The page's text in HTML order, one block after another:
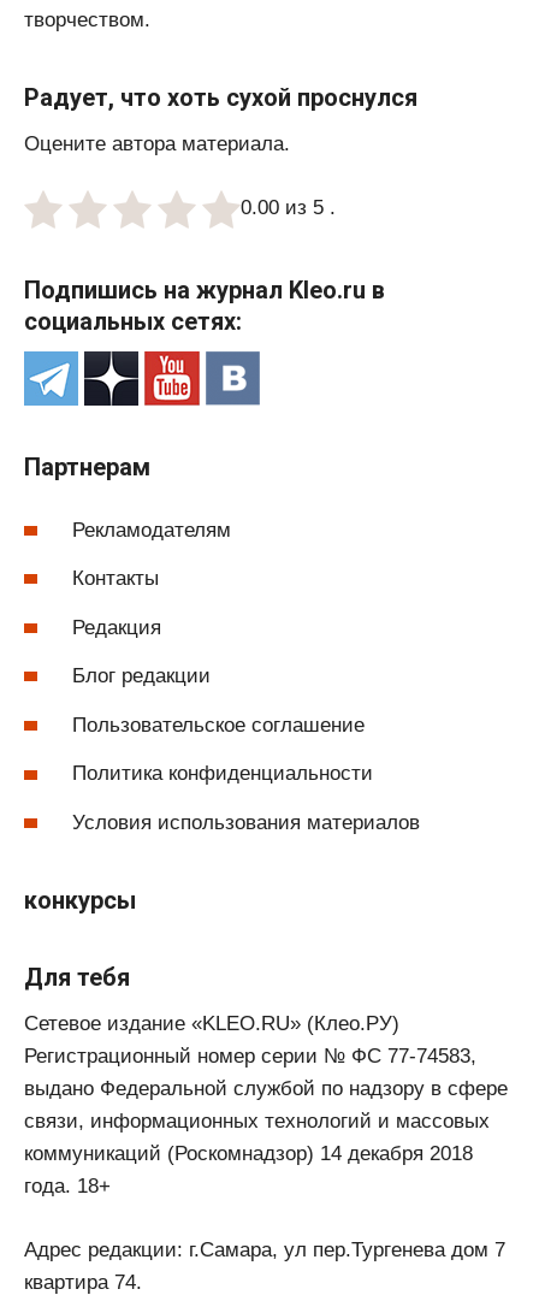
творчеством.
Радует, что хоть сухой проснулся
Оцените автора материала.
0.00 из 5 .
Подпишись на журнал Kleo.ru в
социальных сетях:
Партнерам
Рекламодателям
Контакты
Редакция
Блог редакции
Пользовательское соглашение
Политика конфиденциальности
Условия использования материалов
конкурсы
Для тебя
Сетевое издание «KLEO.RU» (Клео.РУ)
Регистрационный номер серии № ФС 77-74583,
выдано Федеральной службой по надзору в сфере
связи, информационных технологий и массовых
коммуникаций (Роскомнадзор) 14 декабря 2018
года. 18+
Адрес редакции: г.Самара, ул пер.Тургенева дом 7
квартира 74.